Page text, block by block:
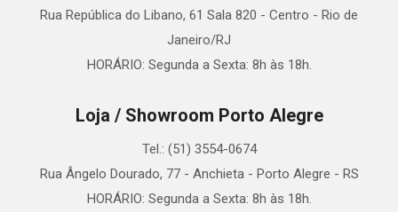
Rua República do Libano, 61 Sala 820 - Centro - Rio de
Janeiro/RJ
HORÁRIO: Segunda a Sexta: 8h às 18h.
Loja / Showroom Porto Alegre
Tel.: (51) 3554-0674
Rua Ângelo Dourado, 77 - Anchieta - Porto Alegre - RS
HORÁRIO: Segunda a Sexta: 8h às 18h.